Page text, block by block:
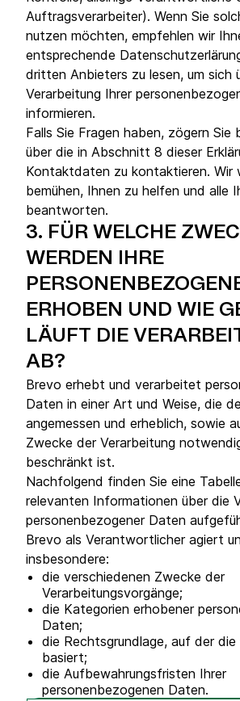
Auftragsverarbeiter). Wenn Sie
nutzen möchten, empfehlen wir
entsprechende
dritten Anbieters zu lesen, um sich
Verarbeitung Ihrer
informieren.
Falls Sie Fragen haben, zögern Sie
über die in Abschnitt 8 dieser
Kontaktdaten zu kontaktieren. Wir
bemühen, Ihnen zu helfen und alle
beantworten.
3. FÜR WELCHE
WERDEN IHRE
ERHOBEN UND WIE
LÄUFT DIE
AB?
Brevo erhebt und verarbeitet
Daten in einer Art und Weise, die
angemessen und erheblich, sowie
Zwecke der Verarbeitung
beschränkt ist.
Nachfolgend finden Sie eine
relevanten Informationen über die
personenbezogener Daten
Brevo als Verantwortlicher agiert
insbesondere:
die verschiedenen Zwecke der
Verarbeitungsvorgänge;
die Kategorien erhobener
Daten;
die Rechtsgrundlage, auf der die
basiert;
die Aufbewahrungsfristen Ihrer
personenbezogenen Daten.